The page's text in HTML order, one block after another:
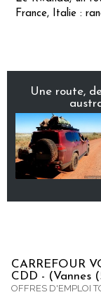
France, Italie :
Une route,
CARREFOUR
CDD - (Vannes
OFFRES D'EMPLOI